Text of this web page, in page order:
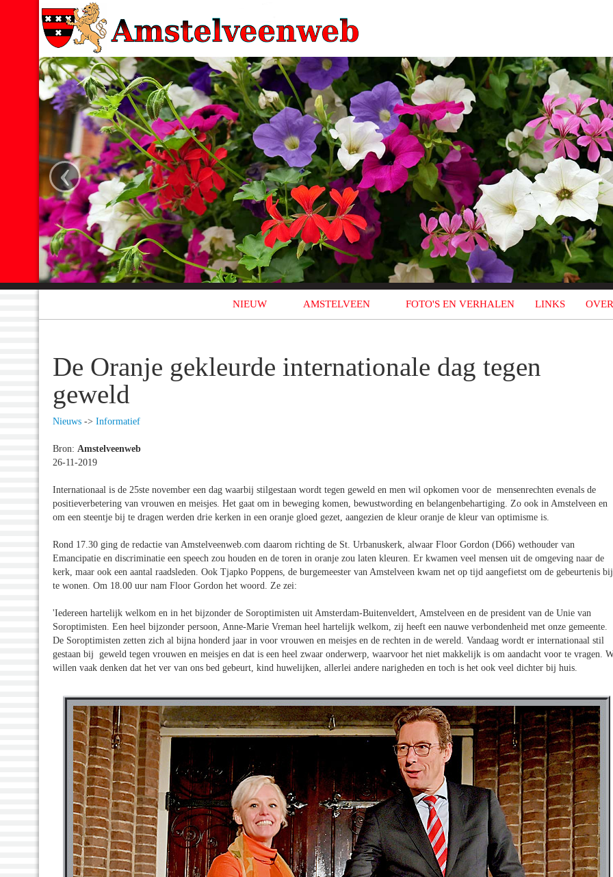
‹
NIEUW AMSTELVEEN FOTO'S EN VERHALEN LINKS
De Oranje gekleurde internationale dag tegen
geweld
Nieuws -> Informatief
Bron: Amstelveenweb
26-11-2019
Internationaal is de 25ste november een dag waarbij stilgestaan wordt tegen geweld en men wil opkomen voor de mensenrechten evenals de
positieverbetering van vrouwen en meisjes. Het gaat om in beweging komen, bewustwording en belangenbehartiging. Zo ook in Amstelveen en
om een steentje bij te dragen werden drie kerken in een oranje gloed gezet, aangezien de kleur oranje de kleur van optimisme is.
Rond 17.30 ging de redactie van Amstelveenweb.com daarom richting de St. Urbanuskerk, alwaar Floor Gordon (D66) wethouder van
Emancipatie en discriminatie een speech zou houden en de toren in oranje zou laten kleuren. Er kwamen veel mensen uit de omgeving naar de
kerk, maar ook een aantal raadsleden. Ook Tjapko Poppens, de burgemeester van Amstelveen kwam net op tijd aangefietst om de gebeurtenis bij
te wonen. Om 18.00 uur nam Floor Gordon het woord. Ze zei:
'Iedereen hartelijk welkom en in het bijzonder de Soroptimisten uit Amsterdam-Buitenveldert, Amstelveen en de president van de Unie van
Soroptimisten. Een heel bijzonder persoon, Anne-Marie Vreman heel hartelijk welkom, zij heeft een nauwe verbondenheid met onze gemeente.
De Soroptimisten zetten zich al bijna honderd jaar in voor vrouwen en meisjes en de rechten in de wereld. Vandaag wordt er internationaal stil
gestaan bij geweld tegen vrouwen en meisjes en dat is een heel zwaar onderwerp, waarvoor het niet makkelijk is om aandacht voor te vragen.
willen vaak denken dat het ver van ons bed gebeurt, kind huwelijken, allerlei andere narigheden en toch is het ook veel dichter bij huis.